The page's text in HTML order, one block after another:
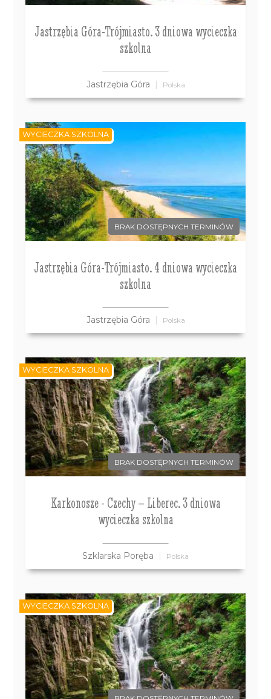
Jastrzębia Góra-Trójmiasto. 3 dniowa wycieczka
szkolna
Jastrzębia Góra Polska
BRAK DOSTĘPNYCH TERMINÓW
Jastrzębia Góra-Trójmiasto. 4 dniowa wycieczka
szkolna
Jastrzębia Góra Polska
WYCIECZKA SZKOLNA
BRAK DOSTĘPNYCH TERMINÓW
Karkonosze - Czechy – Liberec. 3 dniowa
wycieczka szkolna
Szklarska Poręba Polska
WYCIECZKA SZKOLNA
WYCIECZKA SZKOLNA